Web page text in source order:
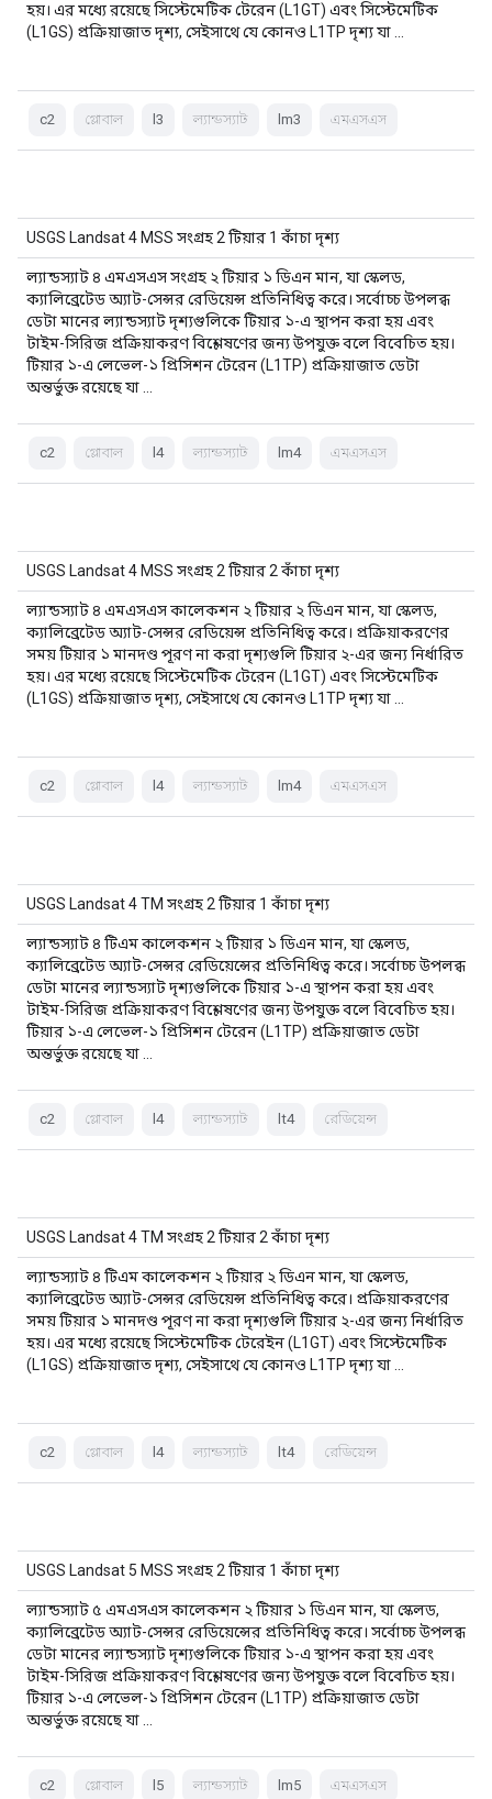
হয়। এর মধ্যে রয়েছে সিস্টেমেটিক টেরেন (L1GT) এবং সিস্টেমেটিক
(L1GS) প্রক্রিয়াজাত দৃশ্য, সেইসাথে যে কোনও L1TP দৃশ্য যা …
c2 গ্লোবাল l3 ল্যান্ডস্যাট lm3 এমএসএস
USGS Landsat 4 MSS সংগ্রহ 2 টিয়ার 1 কাঁচা দৃশ্য
ল্যান্ডস্যাট ৪ এমএসএস সংগ্রহ ২ টিয়ার ১ ডিএন মান, যা স্কেলড,
ক্যালিব্রেটেড অ্যাট-সেন্সর রেডিয়েন্স প্রতিনিধিত্ব করে। সর্বোচ্চ উপলব্ধ
ডেটা মানের ল্যান্ডস্যাট দৃশ্যগুলিকে টিয়ার ১-এ স্থাপন করা হয় এবং
টাইম-সিরিজ প্রক্রিয়াকরণ বিশ্লেষণের জন্য উপযুক্ত বলে বিবেচিত হয়।
টিয়ার ১-এ লেভেল-১ প্রিসিশন টেরেন (L1TP) প্রক্রিয়াজাত ডেটা
অন্তর্ভুক্ত রয়েছে যা …
c2 গ্লোবাল l4 ল্যান্ডস্যাট lm4 এমএসএস
USGS Landsat 4 MSS সংগ্রহ 2 টিয়ার 2 কাঁচা দৃশ্য
ল্যান্ডস্যাট ৪ এমএসএস কালেকশন ২ টিয়ার ২ ডিএন মান, যা স্কেলড,
ক্যালিব্রেটেড অ্যাট-সেন্সর রেডিয়েন্স প্রতিনিধিত্ব করে। প্রক্রিয়াকরণের
সময় টিয়ার ১ মানদণ্ড পূরণ না করা দৃশ্যগুলি টিয়ার ২-এর জন্য নির্ধারিত
হয়। এর মধ্যে রয়েছে সিস্টেমেটিক টেরেন (L1GT) এবং সিস্টেমেটিক
(L1GS) প্রক্রিয়াজাত দৃশ্য, সেইসাথে যে কোনও L1TP দৃশ্য যা …
c2 গ্লোবাল l4 ল্যান্ডস্যাট lm4 এমএসএস
USGS Landsat 4 TM সংগ্রহ 2 টিয়ার 1 কাঁচা দৃশ্য
ল্যান্ডস্যাট ৪ টিএম কালেকশন ২ টিয়ার ১ ডিএন মান, যা স্কেলড,
ক্যালিব্রেটেড অ্যাট-সেন্সর রেডিয়েন্সের প্রতিনিধিত্ব করে। সর্বোচ্চ উপলব্ধ
ডেটা মানের ল্যান্ডস্যাট দৃশ্যগুলিকে টিয়ার ১-এ স্থাপন করা হয় এবং
টাইম-সিরিজ প্রক্রিয়াকরণ বিশ্লেষণের জন্য উপযুক্ত বলে বিবেচিত হয়।
টিয়ার ১-এ লেভেল-১ প্রিসিশন টেরেন (L1TP) প্রক্রিয়াজাত ডেটা
অন্তর্ভুক্ত রয়েছে যা …
c2 গ্লোবাল l4 ল্যান্ডস্যাট lt4 রেডিয়েন্স
USGS Landsat 4 TM সংগ্রহ 2 টিয়ার 2 কাঁচা দৃশ্য
ল্যান্ডস্যাট ৪ টিএম কালেকশন ২ টিয়ার ২ ডিএন মান, যা স্কেলড,
ক্যালিব্রেটেড অ্যাট-সেন্সর রেডিয়েন্স প্রতিনিধিত্ব করে। প্রক্রিয়াকরণের
সময় টিয়ার ১ মানদণ্ড পূরণ না করা দৃশ্যগুলি টিয়ার ২-এর জন্য নির্ধারিত
হয়। এর মধ্যে রয়েছে সিস্টেমেটিক টেরেইন (L1GT) এবং সিস্টেমেটিক
(L1GS) প্রক্রিয়াজাত দৃশ্য, সেইসাথে যে কোনও L1TP দৃশ্য যা …
c2 গ্লোবাল l4 ল্যান্ডস্যাট lt4 রেডিয়েন্স
USGS Landsat 5 MSS সংগ্রহ 2 টিয়ার 1 কাঁচা দৃশ্য
ল্যান্ডস্যাট ৫ এমএসএস কালেকশন ২ টিয়ার ১ ডিএন মান, যা স্কেলড,
ক্যালিব্রেটেড অ্যাট-সেন্সর রেডিয়েন্সের প্রতিনিধিত্ব করে। সর্বোচ্চ উপলব্ধ
ডেটা মানের ল্যান্ডস্যাট দৃশ্যগুলিকে টিয়ার ১-এ স্থাপন করা হয় এবং
টাইম-সিরিজ প্রক্রিয়াকরণ বিশ্লেষণের জন্য উপযুক্ত বলে বিবেচিত হয়।
টিয়ার ১-এ লেভেল-১ প্রিসিশন টেরেন (L1TP) প্রক্রিয়াজাত ডেটা
অন্তর্ভুক্ত রয়েছে যা …
c2 গ্লোবাল l5 ল্যান্ডস্যাট lm5 এমএসএস